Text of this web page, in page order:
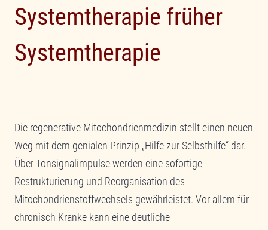
Systemtherapie früher
Systemtherapie
Inhalt entsperren
Erforderlichen Service akzeptieren und
Inhalte entsperren
Mehr Informationen
Die regenerative Mitochondrienmedizin stellt einen neuen
Weg mit dem genialen Prinzip „Hilfe zur Selbsthilfe“ dar.
Über Tonsignalimpulse werden eine sofortige
Restrukturierung und Reorganisation des
Mitochondrienstoffwechsels gewährleistet. Vor allem für
chronisch Kranke kann eine deutliche